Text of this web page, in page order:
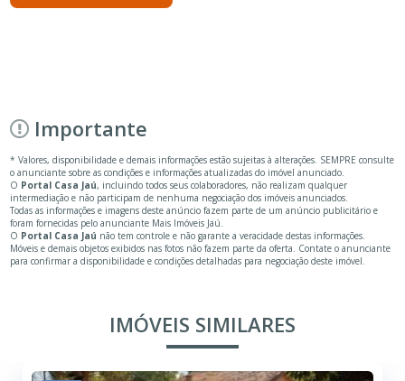
Importante
* Valores, disponibilidade e demais informações estão sujeitas à alterações. SEMPRE consulte
o anunciante sobre as condições e informações atualizadas do imóvel anunciado.
O Portal Casa Jaú, incluindo todos seus colaboradores, não realizam qualquer
intermediação e não participam de nenhuma negociação dos imóveis anunciados.
Todas as informações e imagens deste anúncio fazem parte de um anúncio publicitário e
foram fornecidas pelo anunciante Mais Imóveis Jaú.
O Portal Casa Jaú não tem controle e não garante a veracidade destas informações.
Móveis e demais objetos exibidos nas fotos não fazem parte da oferta. Contate o anunciante
para confirmar a disponibilidade e condições detalhadas para negociação deste imóvel.
IMÓVEIS SIMILARES